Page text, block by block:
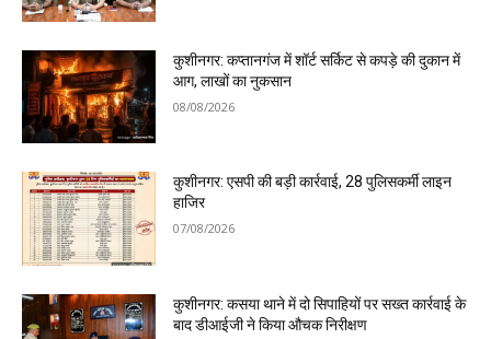
कुशीनगर: कप्तानगंज में शॉर्ट सर्किट से कपड़े की दुकान में
आग, लाखों का नुकसान
08/08/2026
कुशीनगर: एसपी की बड़ी कार्रवाई, 28 पुलिसकर्मी लाइन
हाजिर
07/08/2026
कुशीनगर: कसया थाने में दो सिपाहियों पर सख्त कार्रवाई के
बाद डीआईजी ने किया औचक निरीक्षण